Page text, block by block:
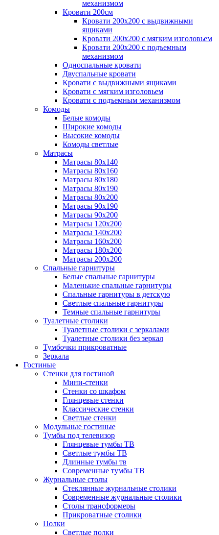
механизмом
Кровати 200см
Кровати 200х200 с выдвижными
ящиками
Кровати 200х200 с мягким изголовьем
Кровати 200х200 с подъемным
механизмом
Односпальные кровати
Двуспальные кровати
Кровати с выдвижными ящиками
Кровати с мягким изголовьем
Кровати с подъемным механизмом
Комоды
Белые комоды
Широкие комоды
Высокие комоды
Комоды светлые
Матрасы
Матрасы 80х140
Матрасы 80х160
Матрасы 80х180
Матрасы 80х190
Матрасы 80х200
Матрасы 90х190
Матрасы 90х200
Матрасы 120х200
Матрасы 140х200
Матрасы 160х200
Матрасы 180х200
Матрасы 200х200
Спальные гарнитуры
Белые спальные гарнитуры
Маленькие спальные гарнитуры
Спальные гарнитуры в детскую
Светлые спальные гарнитуры
Темные спальные гарнитуры
Туалетные столики
Туалетные столики с зеркалами
Туалетные столики без зеркал
Тумбочки прикроватные
Зеркала
Гостиные
Стенки для гостиной
Мини-стенки
Стенки со шкафом
Глянцевые стенки
Классические стенки
Светлые стенки
Модульные гостиные
Тумбы под телевизор
Глянцевые тумбы ТВ
Светлые тумбы ТВ
Длинные тумбы тв
Современные тумбы ТВ
Журнальные столы
Стеклянные журнальные столики
Современные журнальные столики
Столы трансформеры
Прикроватные столики
Полки
Светлые полки